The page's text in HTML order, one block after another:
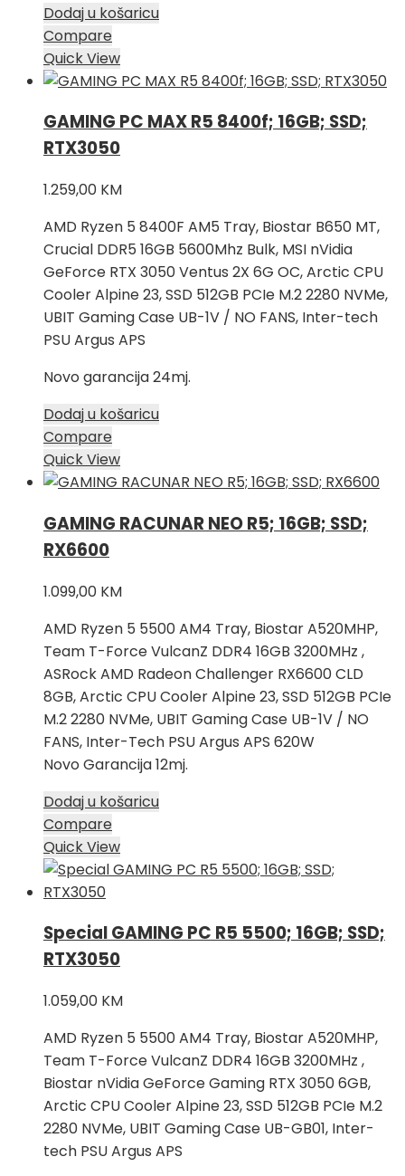
Dodaj u košaricu
Compare
Quick View
GAMING PC MAX R5 8400f; 16GB; SSD;
RTX3050
1.259,00 KM
AMD Ryzen 5 8400F AM5 Tray, Biostar B650 MT,
Crucial DDR5 16GB 5600Mhz Bulk, MSI nVidia
GeForce RTX 3050 Ventus 2X 6G OC, Arctic CPU
Cooler Alpine 23, SSD 512GB PCIe M.2 2280 NVMe,
UBIT Gaming Case UB-1V / NO FANS, Inter-tech
PSU Argus APS
Novo garancija 24mj.
Dodaj u košaricu
Compare
Quick View
GAMING RACUNAR NEO R5; 16GB; SSD;
RX6600
1.099,00 KM
AMD Ryzen 5 5500 AM4 Tray, Biostar A520MHP,
Team T-Force VulcanZ DDR4 16GB 3200MHz ,
ASRock AMD Radeon Challenger RX6600 CLD
8GB, Arctic CPU Cooler Alpine 23, SSD 512GB PCIe
M.2 2280 NVMe, UBIT Gaming Case UB-1V / NO
FANS, Inter-Tech PSU Argus APS 620W
Novo Garancija 12mj.
Dodaj u košaricu
Compare
Quick View
Special GAMING PC R5 5500; 16GB; SSD;
RTX3050
1.059,00 KM
AMD Ryzen 5 5500 AM4 Tray, Biostar A520MHP,
Team T-Force VulcanZ DDR4 16GB 3200MHz ,
Biostar nVidia GeForce Gaming RTX 3050 6GB,
Arctic CPU Cooler Alpine 23, SSD 512GB PCIe M.2
2280 NVMe, UBIT Gaming Case UB-GB01, Inter-
tech PSU Argus APS